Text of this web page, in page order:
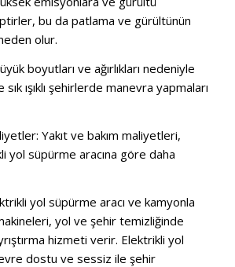
bu da patlama ve gürültünün
olur.
boyutları ve ağırlıkları nedeniyle
ışıklı şehirlerde manevra yapmaları
Yakıt ve bakım maliyetleri,
yol süpürme aracına göre daha
yol süpürme aracı ve kamyonla
yol ve şehir temizliğinde
hizmeti verir. Elektrikli yol
dostu ve sessiz ile şehir